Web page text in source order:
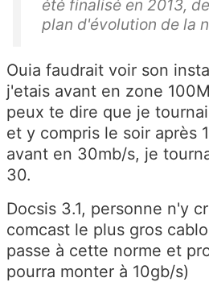
été finalisé en 2013,
plan d'évolution de la
Ouia faudrait voir son
j'etais avant en zone
peux te dire que je
et y compris le soir après
avant en 30mb/s, je
30.
Docsis 3.1, personne n'y
comcast le plus gros
passe à cette norme et
pourra monter à 10gb/s)